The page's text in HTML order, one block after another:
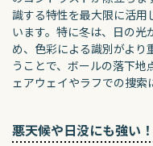
識する特性を最大限に活用
います。特に冬は、日の光
め、色彩による識別がより
うことで、ボールの落下
ェアウェイやラフでの捜索
悪天候や日没にも強い